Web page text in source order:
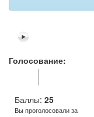
Голосование:
Баллы: 25
Вы проголосовали за